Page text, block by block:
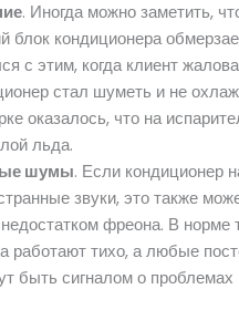
. Иногда можно заметить,
блок кондиционера
с этим, когда клиент
стал шуметь и не
оказалось, что на
льда.
шумы. Если кондиционер
звуки, это также
фреона. В норме
работают тихо, а любые
быть сигналом о проблемах